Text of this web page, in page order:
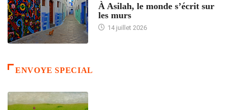
À Asilah, le monde s’écrit sur
les murs
14 juillet 2026
ENVOYE SPECIAL